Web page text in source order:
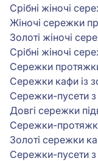
Срібні жіночі
Жіночі сережки
Золоті жіночі
Срібні жіночі
Сережки протяжки
Сережки кафи із
Сережки-пусети
Довгі сережки
Сережки-
Золоті сережки
Сережки-пусети